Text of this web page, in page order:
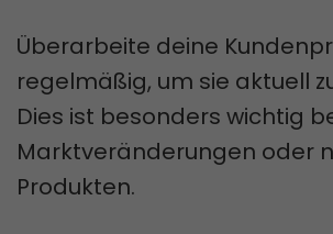
Überarbeite deine
regelmäßig, um sie aktuell
Dies ist besonders wichtig
Marktveränderungen oder
Produkten.